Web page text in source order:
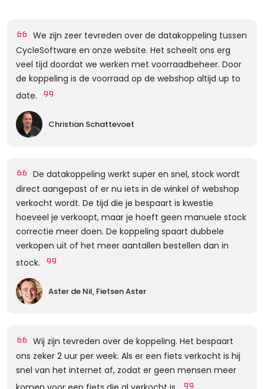
We zijn zeer tevreden over de datakoppeling tussen
CycleSoftware en onze website. Het scheelt ons erg
veel tijd doordat we werken met voorraadbeheer. Door
de koppeling is de voorraad op de webshop altijd up to
date.
Christian Schattevoet
De datakoppeling werkt super en snel, stock wordt
direct aangepast of er nu iets in de winkel of webshop
verkocht wordt. De tijd die je bespaart is kwestie
hoeveel je verkoopt, maar je hoeft geen manuele stock
correctie meer doen. De koppeling spaart dubbele
verkopen uit of het meer aantallen bestellen dan in
stock.
Aster de Nil, Fietsen Aster
Wij zijn tevreden over de koppeling. Het bespaart
ons zeker 2 uur per week. Als er een fiets verkocht is hij
snel van het internet af, zodat er geen mensen meer